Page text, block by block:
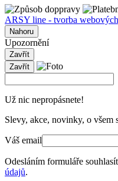
ARSY line - tvorba
Nahoru
Upozornění
Zavřít
Zavřít
Už nic nepropásnete!
Slevy, akce, novinky, o všem
Váš email
Odesláním formuláře
údajů.